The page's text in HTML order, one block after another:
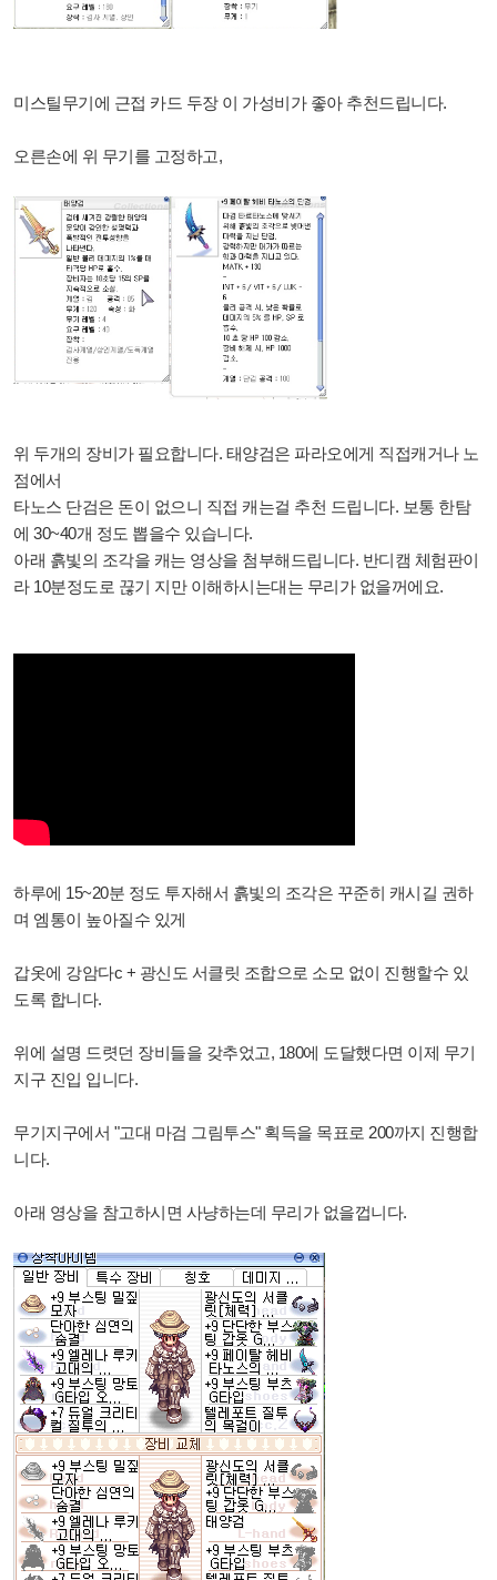
미스틸무기에 근접 카드 두장 이 가성비가 좋아 추천드립니다.
오른손에 위 무기를 고정하고,
위 두개의 장비가 필요합니다. 태양검은 파라오에게 직접캐거나 노
점에서
타노스 단검은 돈이 없으니 직접 캐는걸 추천 드립니다. 보통 한탐
에 30~40개 정도 뽑을수 있습니다.
아래 흙빛의 조각을 캐는 영상을 첨부해드립니다. 반디캠 체험판이
라 10분정도로 끊기 지만 이해하시는대는 무리가 없을꺼에요.
하루에 15~20분 정도 투자해서 흙빛의 조각은 꾸준히 캐시길 권하
며 엠통이 높아질수 있게
갑옷에 강암다c + 광신도 서클릿 조합으로 소모 없이 진행할수 있
도록 합니다.
위에 설명 드렷던 장비들을 갖추었고, 180에 도달했다면 이제 무기
지구 진입 입니다.
무기지구에서 "고대 마검 그림투스" 획득을 목표로 200까지 진행합
니다.
아래 영상을 참고하시면 사냥하는데 무리가 없을껍니다.